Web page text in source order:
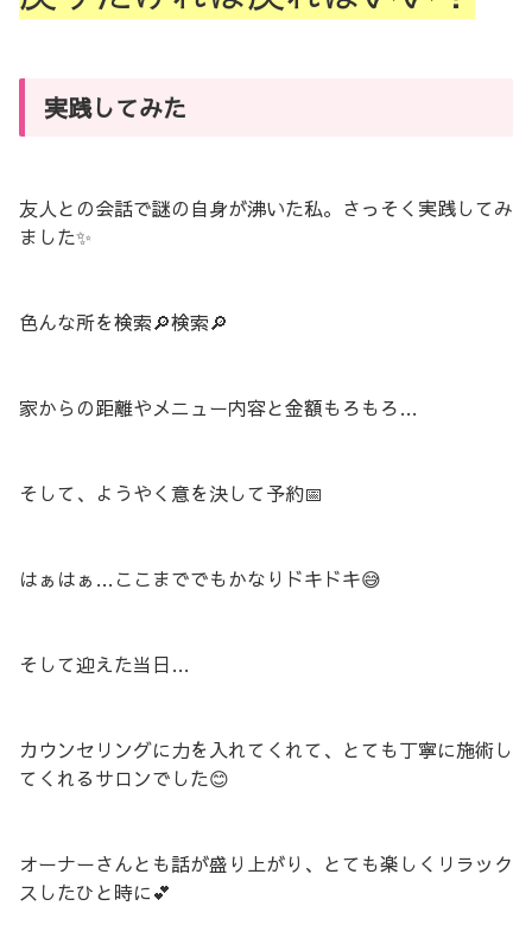
実践してみた
友人との会話で謎の自身が沸いた私。さっそく実践してみ
ました✨
色んな所を検索🔎検索🔎
家からの距離やメニュー内容と金額もろもろ…
そして、ようやく意を決して予約📅
はぁはぁ…ここまででもかなりドキドキ😅
そして迎えた当日…
カウンセリングに力を入れてくれて、とても丁寧に施術し
てくれるサロンでした😊
オーナーさんとも話が盛り上がり、とても楽しくリラック
スしたひと時に💕